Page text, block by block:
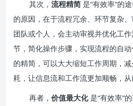
其次， 流程精简 是“有效率”的
的原因，在于流程冗余、环节复杂
团队或个人，会主动审视并优化工
节，简化操作步骤，实现流程的自
的精简，可以大大缩短工作周期，
耗，让信息流和工作流更加顺畅，从
再者， 价值最大化 是“有效率”